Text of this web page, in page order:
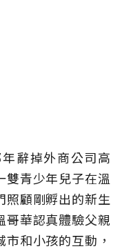
辭掉外商公司高
雙青少年兒子在溫
照顧剛孵出的新生
哥華認真體驗父親
和小孩的互動，